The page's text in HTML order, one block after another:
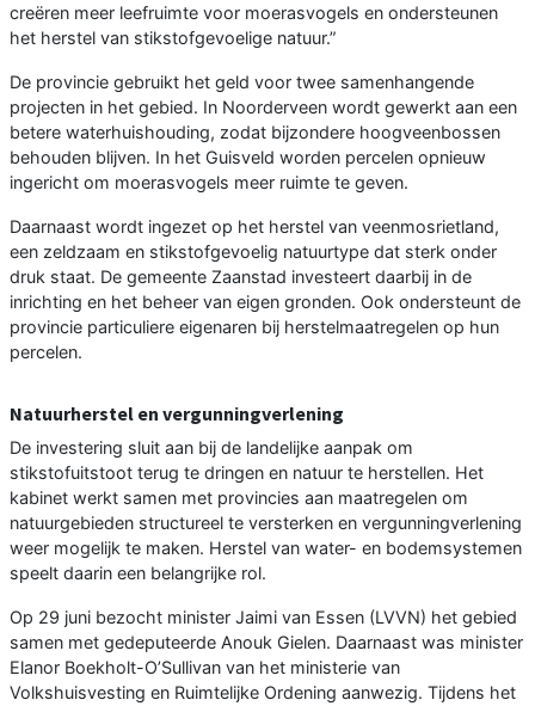
creëren meer leefruimte voor moerasvogels en ondersteunen
het herstel van stikstofgevoelige natuur.”
De provincie gebruikt het geld voor twee samenhangende
projecten in het gebied. In Noorderveen wordt gewerkt aan een
betere waterhuishouding, zodat bijzondere hoogveenbossen
behouden blijven. In het Guisveld worden percelen opnieuw
ingericht om moerasvogels meer ruimte te geven.
Daarnaast wordt ingezet op het herstel van veenmosrietland,
een zeldzaam en stikstofgevoelig natuurtype dat sterk onder
druk staat. De gemeente Zaanstad investeert daarbij in de
inrichting en het beheer van eigen gronden. Ook ondersteunt de
provincie particuliere eigenaren bij herstelmaatregelen op hun
percelen.
Natuurherstel en vergunningverlening
De investering sluit aan bij de landelijke aanpak om
stikstofuitstoot terug te dringen en natuur te herstellen. Het
kabinet werkt samen met provincies aan maatregelen om
natuurgebieden structureel te versterken en vergunningverlening
weer mogelijk te maken. Herstel van water- en bodemsystemen
speelt daarin een belangrijke rol.
Op 29 juni bezocht minister Jaimi van Essen (LVVN) het gebied
samen met gedeputeerde Anouk Gielen. Daarnaast was minister
Elanor Boekholt-O’Sullivan van het ministerie van
Volkshuisvesting en Ruimtelijke Ordening aanwezig. Tijdens het